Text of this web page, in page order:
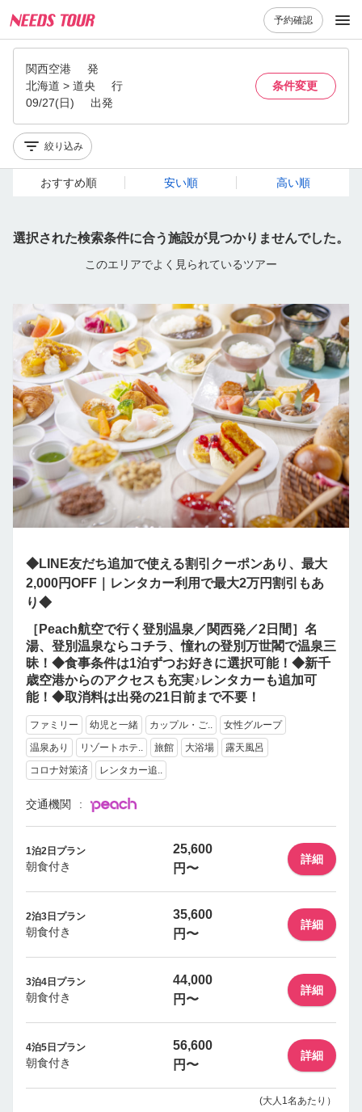
予約確認
関西空港
発
北海道 > 道央
行
09/27(日)
出発
条件変更
絞り込み
おすすめ順 安い順 高い順
選択された検索条件に合う施設が見つかりませんでした。
このエリアでよく見られているツアー
◆LINE友だち追加で使える割引クーポンあり、最大
2,000円OFF｜レンタカー利用で最大2万円割引もあ
り◆
［Peach航空で行く登別温泉／関西発／2日間］名
湯、登別温泉ならコチラ、憧れの登別万世閣で温泉三
昧！◆食事条件は1泊ずつお好きに選択可能！◆新千
歳空港からのアクセスも充実♪レンタカーも追加可
能！◆取消料は出発の21日前まで不要！
ファミリー 幼児と一緒 カップル・ご..
女性グループ
温泉あり
リゾートホテ.. 旅館 大浴場
露天風呂
コロナ対策済
レンタカー追..
交通機関
1泊2日プラン
朝食付き
25,600
円〜
詳細
2泊3日プラン
朝食付き
35,600
円〜
詳細
3泊4日プラン
朝食付き
44,000
円〜
詳細
4泊5日プラン
朝食付き
56,600
円〜
詳細
(大人1名あたり）